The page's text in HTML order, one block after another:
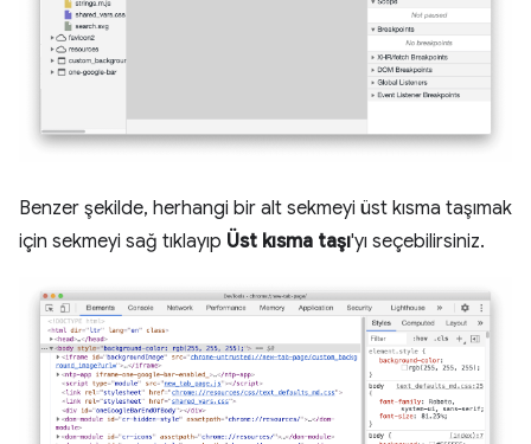
Benzer şekilde, herhangi bir alt sekmeyi üst kısma taşımak
için sekmeyi sağ tıklayıp Üst kısma taşı'yı seçebilirsiniz.